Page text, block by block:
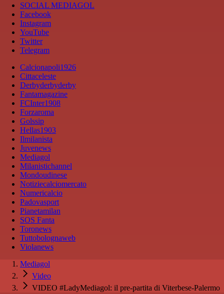
SOCIAL MEDIAGOL
Facebook
Instagram
YouTube
Twitter
Telegram
Calcionapoli1926
Cittaceleste
Derbyderbyderby
Fantamagazine
FCInter1908
Forzaroma
Golssip
Hellas1903
Ilmilanista
Juvenews
Mediagol
Milanistichannel
Mondoudinese
Notiziecalciomercato
Numericalcio
Padovasport
Pianetamilan
SOS Fanta
Toronews
Tuttobolognaweb
Violanews
Mediagol
Video
VIDEO #LadyMediagol: il pre-partita di Viterbese-Palermo